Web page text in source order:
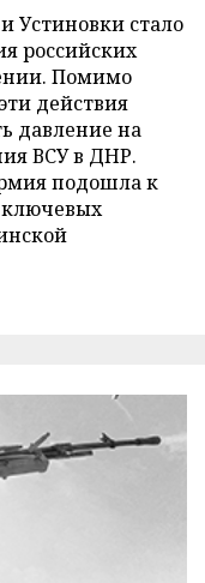
Устиновки стало
российских
Помимо
действия
давление на
ВСУ в ДНР.
подошла к
ключевых